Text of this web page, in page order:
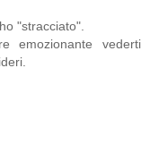
"stracciato".
emozionante vederti